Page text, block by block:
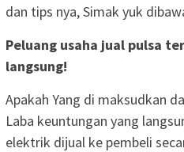
dan tips nya, Simak yuk
Peluang usaha jual pulsa
langsung!
Apakah Yang di maksudkan
Laba keuntungan yang
elektrik dijual ke pembeli